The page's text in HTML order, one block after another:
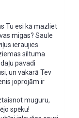
Tu esi kā mazliet
migas? Saule
ieraujies
siltuma
pavadi
un vakarā Tev
joprojām ir
muguru,
spēku!